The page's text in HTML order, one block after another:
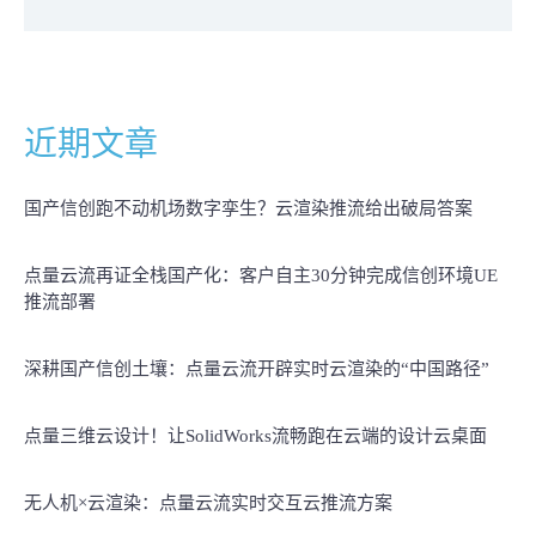
近期文章
国产信创跑不动机场数字孪生？云渲染推流给出破局答案
点量云流再证全栈国产化：客户自主30分钟完成信创环境UE
推流部署
深耕国产信创土壤：点量云流开辟实时云渲染的“中国路径”
点量三维云设计！让SolidWorks流畅跑在云端的设计云桌面
无人机×云渲染：点量云流实时交互云推流方案